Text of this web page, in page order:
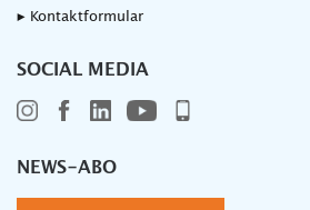
▸ Kontaktformular
SOCIAL MEDIA
NEWS-ABO